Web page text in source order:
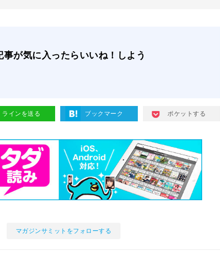
事が気に入ったらいいね！しよう
ラインを送る ブックマーク ポケットする
マガジンサミットをフォローする